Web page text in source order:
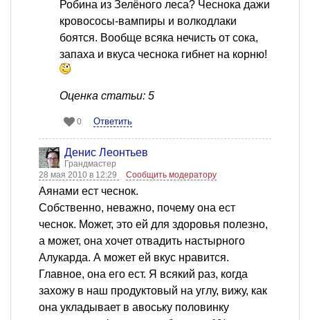
Робина из Зелёного леса? Чеснока дажи
кровососы-вампиры и волкодлаки
боятся. Вообще всяка нечисть от сока,
запаха и вкуса чеснока гибнет на корню!
Оценка статьи: 5
0 Ответить
Денис Леонтьев
Грандмастер
28 мая 2010 в 12:29
Сообщить модератору
Аянами ест чеснок.
Собственно, неважно, почему она ест
чеснок. Может, это ей для здоровья полезно,
а может, она хочет отвадить настырного
Алукарда. А может ей вкус нравится.
Главное, она его ест. Я всякий раз, когда
захожу в наш продуктовый на углу, вижу, как
она укладывает в авоську половинку